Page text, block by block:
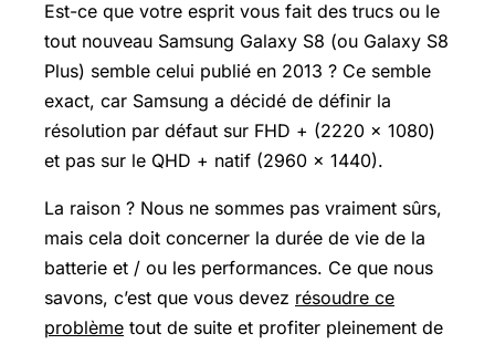
Est-ce que votre esprit vous fait des trucs ou le
tout nouveau Samsung Galaxy S8 (ou Galaxy S8
Plus) semble celui publié en 2013 ? Ce semble
exact, car Samsung a décidé de définir la
résolution par défaut sur FHD + (2220 x 1080)
et pas sur le QHD + natif (2960 x 1440).
La raison ? Nous ne sommes pas vraiment sûrs,
mais cela doit concerner la durée de vie de la
batterie et / ou les performances. Ce que nous
savons, c’est que vous devez résoudre ce
problème tout de suite et profiter pleinement de